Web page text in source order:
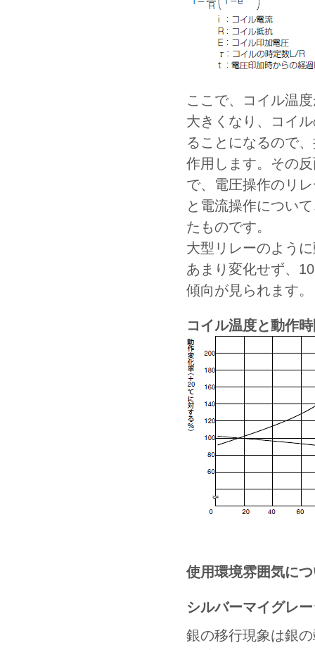
ここで、コイル温
大きくなり、コイ
ることになるので
作用します。その
で、電圧操作のリ
と電流操作につい
たものです。
大型リレーのよう
あまり変化せず、
傾向が見られます。
コイル温度と動作
使用環境雰囲気に
シルバーマイグレ
銀の移行現象は銀